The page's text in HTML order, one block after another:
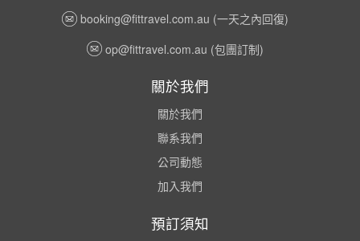
booking@fittravel.com.au (一天之內回復)
op@fittravel.com.au (包團訂制)
關於我們
關於我們
聯系我們
公司動態
加入我們
預訂須知